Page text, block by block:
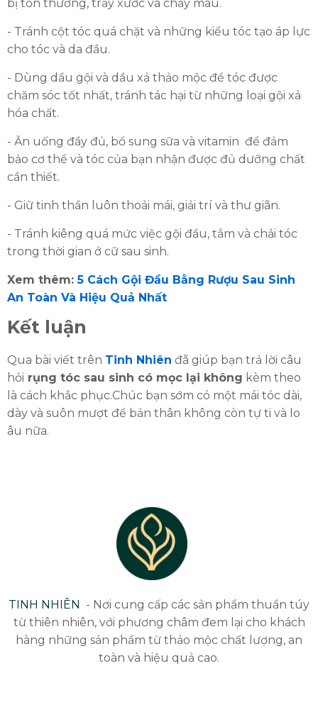
bị tổn thương, trầy xước và chảy máu.
- Tránh cột tóc quá chặt và những kiểu tóc tạo áp lực
cho tóc và da đầu.
- Dùng dầu gội và dầu xả thảo mộc để tóc được
chăm sóc tốt nhất, tránh tác hại từ những loại gội xả
hóa chất.
- Ăn uống đầy đủ, bổ sung sữa và vitamin để đảm
bảo cơ thể và tóc của bạn nhận được đủ dưỡng chất
cần thiết.
- Giữ tinh thần luôn thoải mái, giải trí và thư giãn.
- Tránh kiêng quá mức việc gội đầu, tắm và chải tóc
trong thời gian ở cữ sau sinh.
Xem thêm:5 Cách Gội Đầu Bằng Rượu Sau Sinh
An Toàn Và Hiệu Quả Nhất
Kết luận
Qua bài viết trên Tinh Nhiên đã giúp bạn trả lời câu
hỏi rụng tóc sau sinh có mọc lại không kèm theo
là cách khắc phục.Chúc bạn sớm có một mái tóc dài,
dày và suôn mượt để bản thân không còn tự ti và lo
âu nữa.
TINH NHIÊN - Nơi cung cấp các sản phẩm thuần túy
từ thiên nhiên, với phương châm đem lại cho khách
hàng những sản phẩm từ thảo mộc chất lượng, an
toàn và hiệu quả cao.